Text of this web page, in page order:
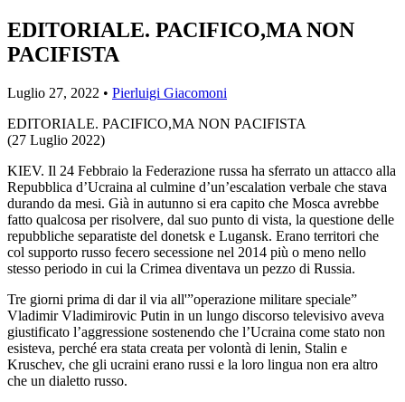
EDITORIALE. PACIFICO,MA NON
PACIFISTA
Luglio 27, 2022 • Pierluigi Giacomoni
EDITORIALE. PACIFICO,MA NON PACIFISTA
(27 Luglio 2022)
KIEV. Il 24 Febbraio la Federazione russa ha sferrato un attacco alla
Repubblica d’Ucraina al culmine d’un’escalation verbale che stava
durando da mesi. Già in autunno si era capito che Mosca avrebbe
fatto qualcosa per risolvere, dal suo punto di vista, la questione delle
repubbliche separatiste del donetsk e Lugansk. Erano territori che
col supporto russo fecero secessione nel 2014 più o meno nello
stesso periodo in cui la Crimea diventava un pezzo di Russia.
Tre giorni prima di dar il via all'”operazione militare speciale”
Vladimir Vladimirovic Putin in un lungo discorso televisivo aveva
giustificato l’aggressione sostenendo che l’Ucraina come stato non
esisteva, perché era stata creata per volontà di lenin, Stalin e
Kruschev, che gli ucraini erano russi e la loro lingua non era altro
che un dialetto russo.